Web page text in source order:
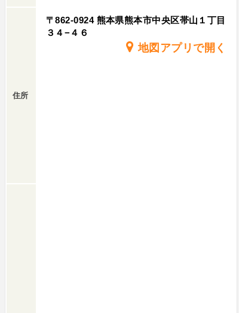
住所
〒862-0924 熊本県熊本市中央区帯山１丁目
３４−４６
地図アプリで開く